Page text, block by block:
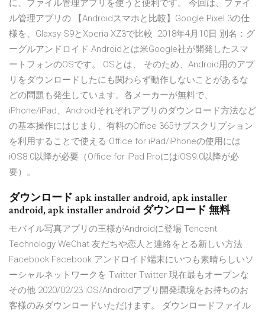
に、ファイル管理アプリを使うと便利です。 今回は、ファイ
ル管理アプリの 【Androidスマホと比較】Google Pixel 3の仕
様を、Glaxsy S9とXperia XZ3で比較 2018年4月10日 別名：グ
ーグルアンドロイド Androidとは米Google社が開発したスマ
ートフォンのOSです。 OSとは、 そのため、Android用のアプ
リをダウンロードしたにも関わらず動作しないことがあるな
どの問題も発生しています。各メーカーが無料で、
iPhone/iPad、Androidそれぞれアプリのダウンロード方法など
の基本操作にはじまり、有料のOffice 365サブスクリプション
を利用することで使える Office for iPad/iPhoneの使用には
iOS8.0以降が必要（Office for iPad ProにはiOS9.0以降が必
要）。
ダウンロード apk installer android, apk installer
android, apk installer android ダウンロード 無料
モバイル写真アプリの王様がAndroidに登場 Tencent
Technology WeChat 友だちや恋人と連絡をとる新しい方法
Facebook Facebook アンドロイド端末にいつも素晴らしいソ
ーシャルネットワークを Twitter Twitter 現在最もオープンな
その他 2020/02/23 iOS/Androidアプリ開発環境をお持ちのお
客様のみダウンロードいただけます。 ダウンロードファイル